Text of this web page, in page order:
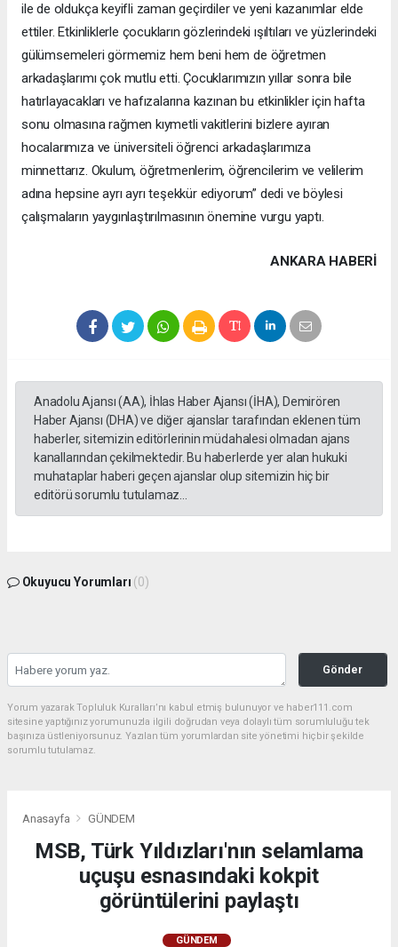
ANKARA HABERİ
Anadolu Ajansı (AA), İhlas Haber Ajansı (İHA), Demirören
Haber Ajansı (DHA) ve diğer ajanslar tarafından eklenen tüm
haberler, sitemizin editörlerinin müdahalesi olmadan ajans
kanallarından çekilmektedir. Bu haberlerde yer alan hukuki
muhataplar haberi geçen ajanslar olup sitemizin hiç bir
editörü sorumlu tutulamaz...
Okuyucu Yorumları (0)
Gönder
Yorum yazarak Topluluk Kuralları’nı kabul etmiş bulunuyor ve haber111.com
sitesine yaptığınız yorumunuzla ilgili doğrudan veya dolaylı tüm sorumluluğu tek
başınıza üstleniyorsunuz. Yazılan tüm yorumlardan site yönetimi hiçbir şekilde
sorumlu tutulamaz.
Anasayfa GÜNDEM
MSB, Türk Yıldızları'nın selamlama
uçuşu esnasındaki kokpit
görüntülerini paylaştı
GÜNDEM